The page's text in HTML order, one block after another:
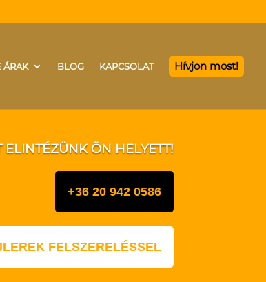
ÁRAK BLOG KAPCSOLAT Hívjon most!
ÖN HELYETT!
+36 20 942 0586
FELSZERELÉSSEL